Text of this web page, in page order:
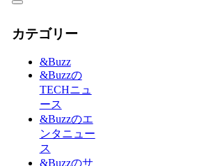
カテゴリー
&Buzz
&Buzzの
TECHニュ
ース
&Buzzのエ
ンタニュー
ス
&Buzzのサ